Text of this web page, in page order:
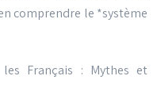
comprendre le *système
Français : Mythes et